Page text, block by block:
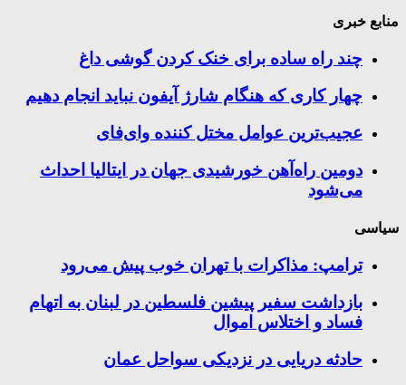
منابع خبری
چند راه‌ ساده برای خنک کردن گوشی داغ
چهار کاری که هنگام شارژ آیفون نباید انجام دهیم
عجیب‌ترین عوامل مختل کننده وای‌فای
دومین راه‌آهن خورشیدی جهان در ایتالیا احداث
می‌شود
سیاسی
ترامپ: مذاکرات با تهران خوب پیش می‌رود
بازداشت سفیر پیشین فلسطین در لبنان به اتهام
فساد و اختلاس اموال
حادثه دریایی در نزدیکی سواحل عمان